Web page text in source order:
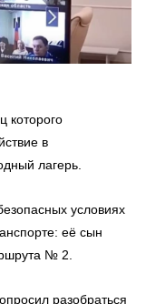
которого
в
лагерь.
условиях
её сын
№ 2.
разобраться